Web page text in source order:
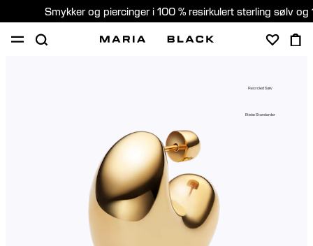
Smykker og piercinger i 100 % resirkulert sterling sølv og
Recycled Sølv
Etiske Standarder